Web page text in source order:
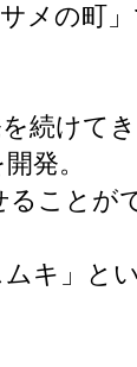
メの町」
続けてき
発。
ことが
キ」と